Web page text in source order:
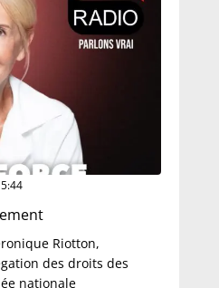
Riotton,
des droits des
nationale